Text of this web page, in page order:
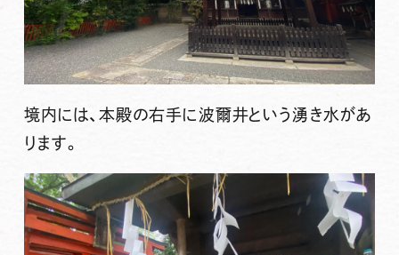
境内には、本殿の右手に 波爾井という湧き水があ
ります。